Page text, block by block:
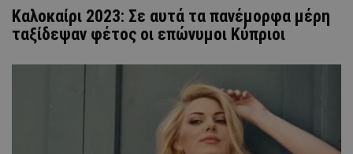
Καλοκαίρι 2023: Σε αυτά τα πανέμορφα μέρη
ταξίδεψαν φέτος οι επώνυμοι Κύπριοι